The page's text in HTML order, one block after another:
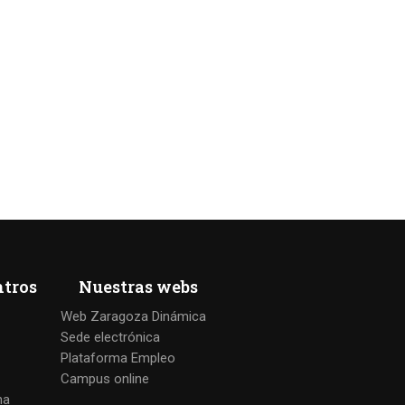
Nuestras webs
Web Zaragoza Dinámica
Sede electrónica
Plataforma Empleo
Campus online